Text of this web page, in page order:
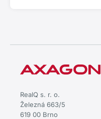
RealQ s. r. o.
Železná 663/5
619 00 Brno